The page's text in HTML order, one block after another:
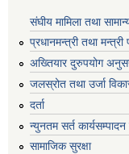
संघीय मामिला तथा
प्रधानमन्त्री तथा मन्त्री
अख्तियार दुरुपयोग
जलस्रोत तथा उर्जा
दर्ता
न्युनतम सर्त
सामाजिक सुरक्षा